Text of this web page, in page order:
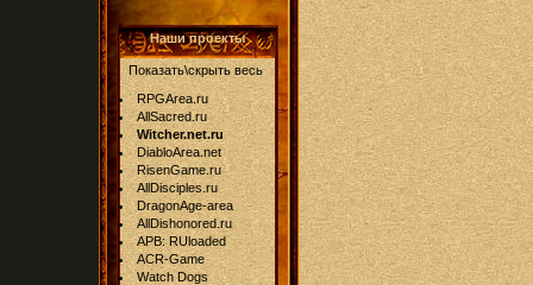
Наши проекты
Показать\скрыть весь
RPGArea.ru
AllSacred.ru
Witcher.net.ru
DiabloArea.net
RisenGame.ru
AllDisciples.ru
DragonAge-area
AllDishonored.ru
APB: RUloaded
ACR-Game
Watch Dogs